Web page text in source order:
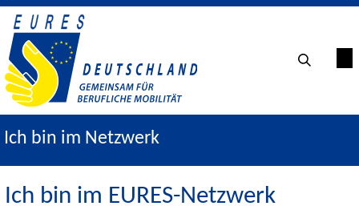
Ich bin im Netzwerk
Ich bin im EURES-Netzwerk